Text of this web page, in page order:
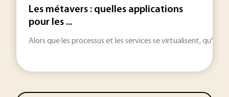
Les métavers : quelles applications
pour les ...
Alors que les processus et les services se virtualisent,